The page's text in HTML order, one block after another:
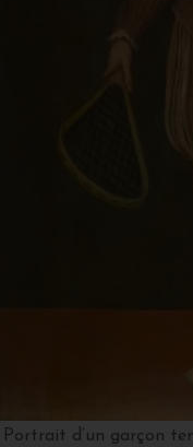
Portrait d’un garçon